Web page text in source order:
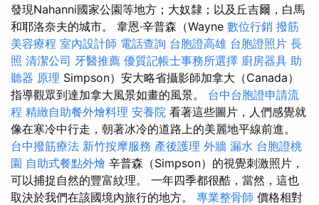
發現Nahanni國家公園等地方；大奴隸；以及丘吉爾，白馬
和耶洛奈夫的城市。 韋恩·辛普森（Wayne 數位行銷 撥筋
美容療程 室內設計師 電話查詢 台胞證高雄 台胞證照片 長
照 清潔公司 牙醫推薦 優質記帳士事務所選擇 廚房器具 助
聽器 原理 Simpson）安大略省攝影師加拿大（Canada）
指導觀眾到達加拿大風景如畫的風景。 台中台胞證申請流
程 精緻自助餐外燴料理 安養院 看著這些圖片，人們感覺就
像在寒冷中行走，朝著冰冷的道路上的美麗地平線前進。
台中撥筋療法 新竹按摩服務 產後護理 外牆 漏水 台胞證桃
園 自助式餐點外燴 辛普森（Simpson）的視覺刺激照片，
可以捕捉自然的豐富紋理。 一年四季都很酷，當然，這也
取決於我們在該國境內旅行的地方。 專業整骨師 價格相對